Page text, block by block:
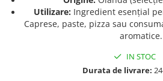
Seminte de Ierburi
Seminte de Legume/Fructe
Utilizare: Ingredient esențial
Caprese, paste, pizza sau
aromatice.
IN STOC
Durata de livrare: